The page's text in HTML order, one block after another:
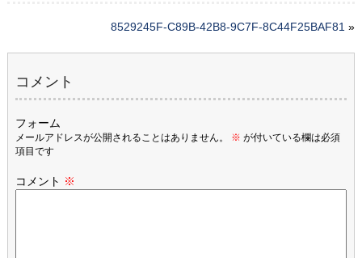
8529245F-C89B-42B8-9C7F-8C44F25BAF81 »
コメント
フォーム
メールアドレスが公開されることはありません。 ※ が付いている欄は必須
項目です
コメント ※